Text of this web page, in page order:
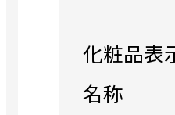
化粧品表
名称